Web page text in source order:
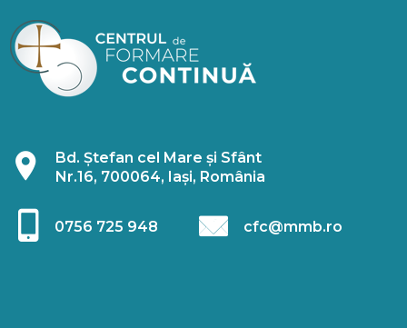
Bd. Ștefan cel Mare și Sfânt
Nr.16, 700064, Iași, România
0756 725 948 cfc@mmb.ro